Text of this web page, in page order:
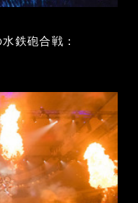
鉄砲合戦：